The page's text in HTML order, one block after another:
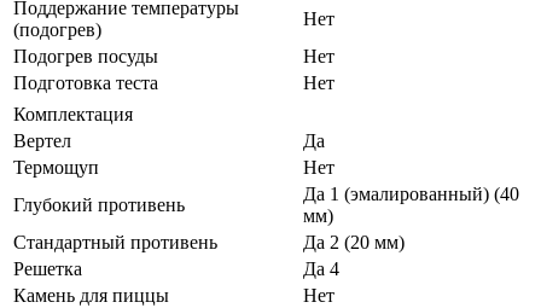
Поддержание температуры
(подогрев)
Нет
Подогрев посуды
Нет
Подготовка теста
Нет
Комплектация
Вертел
Да
Термощуп
Нет
Глубокий противень
Да 1 (эмалированный) (40
мм)
Стандартный противень
Да 2 (20 мм)
Решетка
Да 4
Камень для пиццы
Нет